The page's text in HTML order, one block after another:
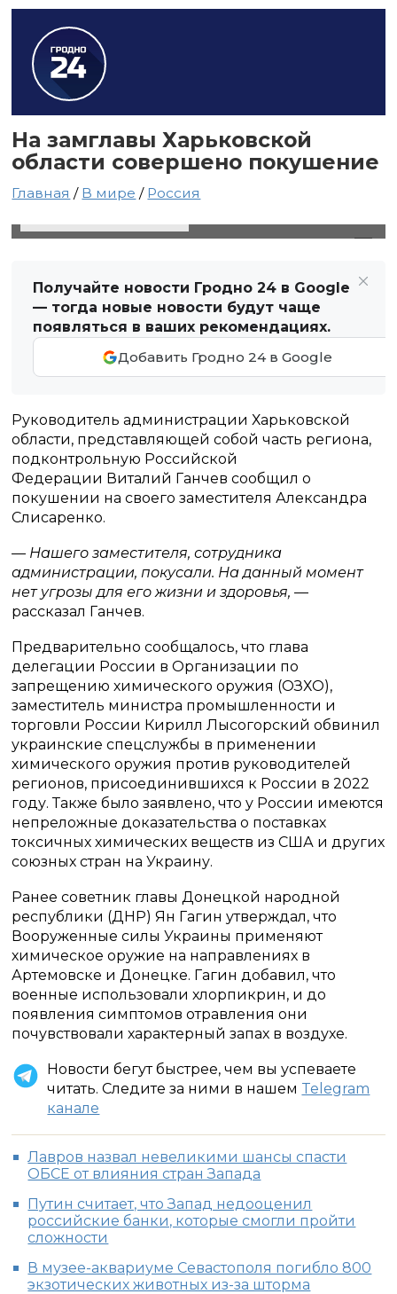
На замглавы Харьковской
области совершено покушение
Главная / В мире / Россия
Получайте новости Гродно 24 в Google
— тогда новые новости будут чаще
появляться в ваших рекомендациях.
Добавить Гродно 24 в Google
Руководитель администрации Харьковской
области, представляющей собой часть региона,
подконтрольную Российской
Федерации Виталий Ганчев сообщил о
покушении на своего заместителя Александра
Слисаренко.
— Нашего заместителя, сотрудника
администрации, покусали. На данный момент
нет угрозы для его жизни и здоровья,—
рассказал Ганчев.
Предварительно сообщалось, что глава
делегации России в Организации по
запрещению химического оружия (ОЗХО),
заместитель министра промышленности и
торговли России Кирилл Лысогорский обвинил
украинские спецслужбы в применении
химического оружия против руководителей
регионов, присоединившихся к России в 2022
году. Также было заявлено, что у России имеются
непреложные доказательства о поставках
токсичных химических веществ из США и других
союзных стран на Украину.
Ранее советник главы Донецкой народной
республики (ДНР) Ян Гагин утверждал, что
Вооруженные силы Украины применяют
химическое оружие на направлениях в
Артемовске и Донецке. Гагин добавил, что
военные использовали хлорпикрин, и до
появления симптомов отравления они
почувствовали характерный запах в воздухе.
Новости бегут быстрее, чем вы успеваете
читать. Следите за ними в нашем Telegram
канале
Лавров назвал невеликими шансы спасти
ОБСЕ от влияния стран Запада
Путин считает, что Запад недооценил
российские банки, которые смогли пройти
сложности
В музее-аквариуме Севастополя погибло 800
экзотических животных из-за шторма